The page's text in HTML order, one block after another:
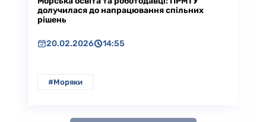
долучилася до напрацювання спільних
рішень
20.02.2026 14:55
#Моряки